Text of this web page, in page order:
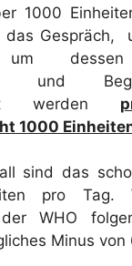
1000
das Gespräch,
um dessen
und
werden
1000
sind das
pro Tag.
der WHO
Minus